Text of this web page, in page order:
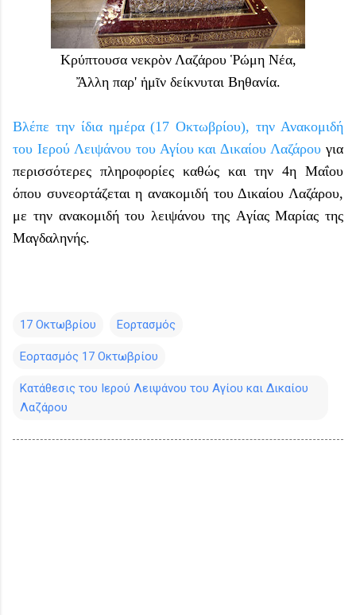
Κρύπτουσα νεκρὸν Λαζάρου Ῥώμη Νέα,
Ἄλλη παρ' ἡμῖν δείκνυται Βηθανία.
Βλέπε την ίδια ημέρα (17 Οκτωβρίου), την Ανακομιδή
του Ιερού Λειψάνου του Αγίου και Δικαίου Λαζάρου για
περισσότερες πληροφορίες καθώς και την 4η Μαΐου
όπου συνεορτάζεται η ανακομιδή του Δικαίου Λαζάρου,
με την ανακομιδή του λειψάνου της Aγίας Mαρίας της
Mαγδαληνής.
17 Οκτωβρίου Εορτασμός
Εορτασμός 17 Οκτωβρίου
Κατάθεσις του Ιερού Λειψάνου του Αγίου και Δικαίου
Λαζάρου